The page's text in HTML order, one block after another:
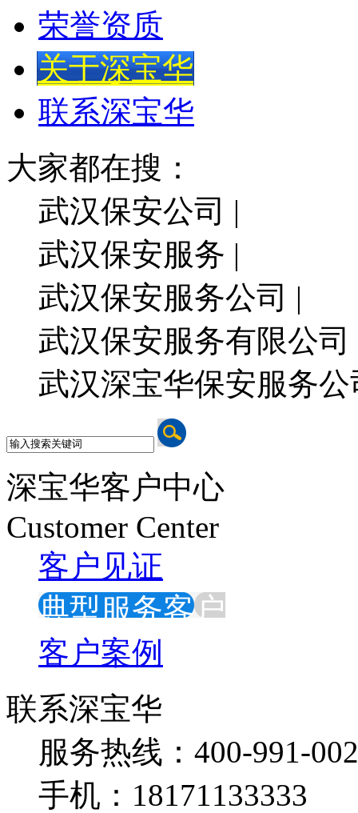
荣誉资质
关于深宝华
联系深宝华
大家都在搜：
武汉保安公司 |
武汉保安服务 |
武汉保安服务公司 |
武汉保安服务有限公司
武汉深宝华保安服务公
深宝华客户中心
Customer Center
客户见证
典型服务客户
客户案例
联系深宝华
服务热线：400-991-
手机：18171133333